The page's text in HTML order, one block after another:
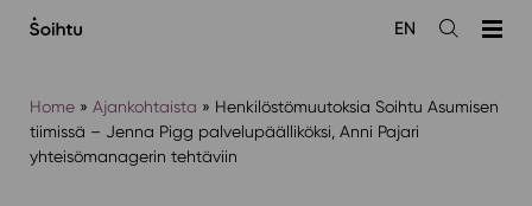
sisältöön
Avaa
EN
Home» Ajankohtaista » Henkilöstömuutoksia Soihtu Asumisen
tiimissä – Jenna Pigg palvelupäälliköksi, Anni Pajari
yhteisömanagerin tehtäviin